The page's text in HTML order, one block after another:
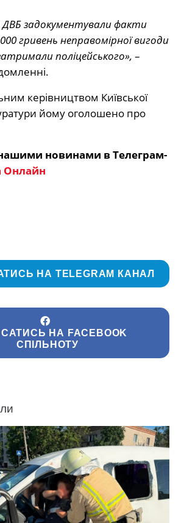
задокументували факти
гривень неправомірної вигоди
поліцейського», –
керівництвом Київської
йому оголошено про
новинами в Телеграм-
Онлайн
НА TELEGRAM КАНАЛ
НА FACEBOOK
СПІЛЬНОТУ